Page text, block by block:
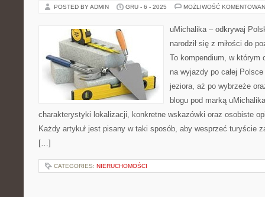
POSTED BY ADMIN GRU - 6 - 2025 MOŻLIWOŚĆ
uMichalika – odkrywaj
narodził się z miłości do
To kompendium, w którym
na wyjazdy po całej
jeziora, aż po wybrzeże
blogu pod marką
charakterystyki lokalizacji, konkretne wskazówki oraz osobiste
Każdy artykuł jest pisany w taki sposób, aby wesprzeć turyście
[…]
CATEGORIES: NIERUCHOMOŚCI